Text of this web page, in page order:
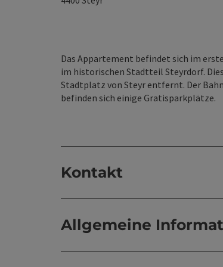
Das Appartement befindet sich im
im historischen Stadtteil Steyrdorf.
Stadtplatz von Steyr entfernt. Der
befinden sich einige Gratisparkplätze.
Kontakt
Allgemeine